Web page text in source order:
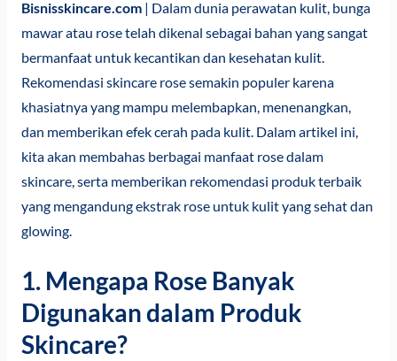
Bisnisskincare.com| Dalam dunia perawatan kulit, bunga
mawar atau rose telah dikenal sebagai bahan yang sangat
bermanfaat untuk kecantikan dan kesehatan kulit.
Rekomendasi skincare rose semakin populer karena
khasiatnya yang mampu melembapkan, menenangkan,
dan memberikan efek cerah pada kulit. Dalam artikel ini,
kita akan membahas berbagai manfaat rose dalam
skincare, serta memberikan rekomendasi produk terbaik
yang mengandung ekstrak rose untuk kulit yang sehat dan
glowing.
1. Mengapa Rose Banyak
Digunakan dalam Produk
Skincare?